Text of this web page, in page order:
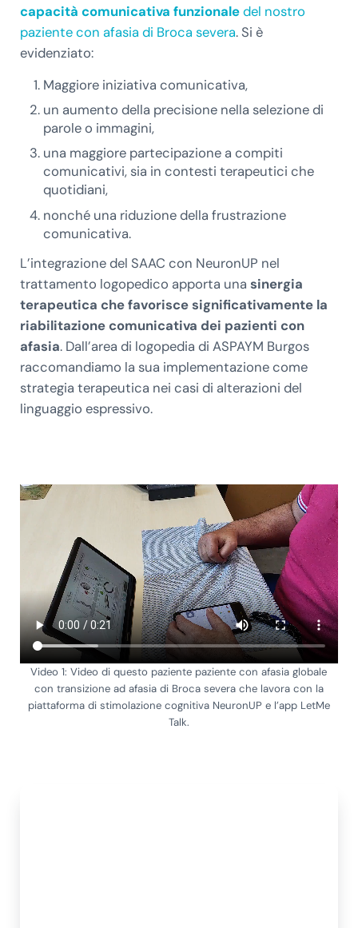
capacità comunicativa funzionaledel nostro
paziente con afasia di Broca severa. Si è
evidenziato:
Maggiore iniziativa comunicativa,
un aumento della precisione nella selezione di
parole o immagini,
una maggiore partecipazione a compiti
comunicativi, sia in contesti terapeutici che
quotidiani,
nonché una riduzione della frustrazione
comunicativa.
L’integrazione del SAAC con NeuronUP nel
trattamento logopedico apporta una sinergia
terapeutica che favorisce significativamente la
riabilitazione comunicativa dei pazienti con
afasia. Dall’area di logopedia di ASPAYM Burgos
raccomandiamo la sua implementazione come
strategia terapeutica nei casi di alterazioni del
linguaggio espressivo.
Video 1: Video di questo paziente paziente con afasia globale
con transizione ad afasia di Broca severa che lavora con la
piattaforma di stimolazione cognitiva NeuronUP e l’app LetMe
Talk.